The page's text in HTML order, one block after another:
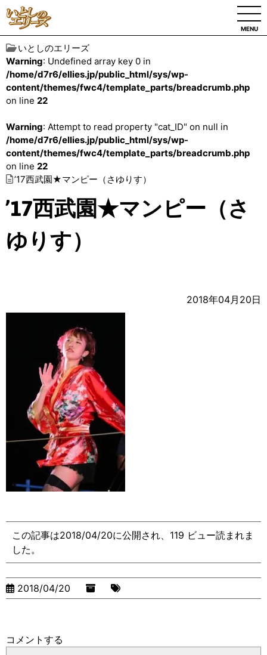
MENU
いとしのエリーズ
Warning: Undefined array key 0 in
/home/d7r6/ellies.jp/public_html/sys/wp-
content/themes/fwc4/template_parts/breadcrumb.php
on line 22
Warning: Attempt to read property "cat_ID" on null in
/home/d7r6/ellies.jp/public_html/sys/wp-
content/themes/fwc4/template_parts/breadcrumb.php
on line 22
’17西武園★マンピー（さゆりす）
’17西武園★マンピー（さ
ゆりす）
2018年04月20日
この記事は2018/04/20に公開され、119 ビュー読まれま
した。
2018/04/20
コメントする